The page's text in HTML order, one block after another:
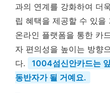
과의 연계를 강화하여 더
립 혜택을 제공할 수 있을
온라인 플랫폼을 통한 카
자 편의성을 높이는 방향
다.
1004섬신안카드는
동반자가 될 거예요.